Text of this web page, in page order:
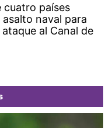
cuatro países
asalto naval para
al Canal de